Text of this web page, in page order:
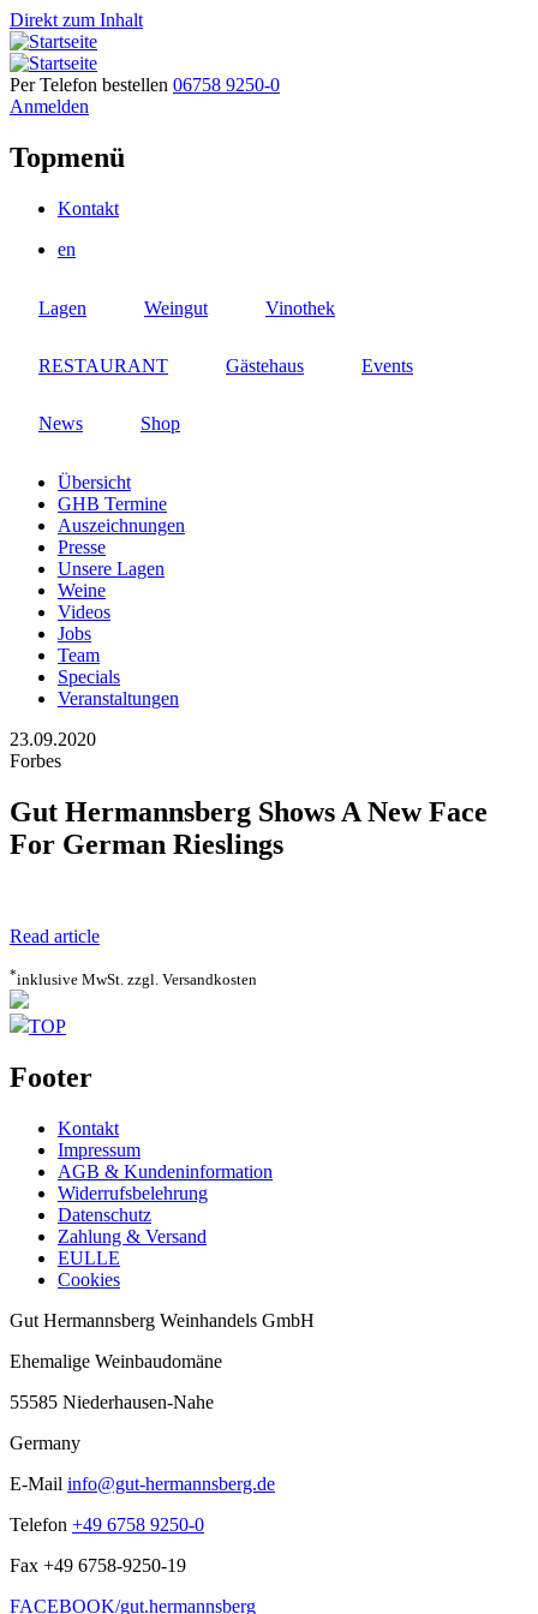
Direkt zum Inhalt
Per Telefon bestellen 06758 9250-0
Anmelden
Topmenü
Kontakt
en
Lagen Weingut Vinothek
RESTAURANT Gästehaus Events
News Shop
Übersicht
GHB Termine
Auszeichnungen
Presse
Unsere Lagen
Weine
Videos
Jobs
Team
Specials
Veranstaltungen
23.09.2020
Forbes
Gut Hermannsberg Shows A New Face
For German Rieslings
Read article
*inklusive MwSt. zzgl. Versandkosten
TOP
Footer
Kontakt
Impressum
AGB & Kundeninformation
Widerrufsbelehrung
Datenschutz
Zahlung & Versand
EULLE
Cookies
Gut Hermannsberg Weinhandels GmbH
Ehemalige Weinbaudomäne
55585 Niederhausen-Nahe
Germany
E-Mail info@gut-hermannsberg.de
Telefon +49 6758 9250-0
Fax +49 6758-9250-19
FACEBOOK/gut.hermannsberg